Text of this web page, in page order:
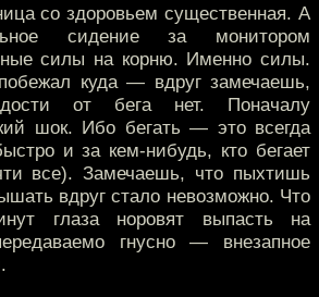
со здоровьем существенная. А
сидение за монитором
силы на корню. Именно силы.
куда — вдруг замечаешь,
от бега нет. Поначалу
шок. Ибо бегать — это всегда
и за кем-нибудь, кто бегает
все). Замечаешь, что пыхтишь
вдруг стало невозможно. Что
глаза норовят выпасть на
гнусно — внезапное